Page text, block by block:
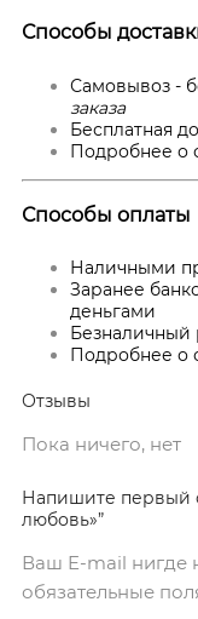
Способы
Самовывоз -
заказа
Бесплатная
Подробнее о
Способы оплаты
Наличными
Заранее
деньгами
Безналичный
Подробнее о
Отзывы
Пока ничего, нет
Напишите первый
любовь»”
Ваш E-mail нигде
обязательные